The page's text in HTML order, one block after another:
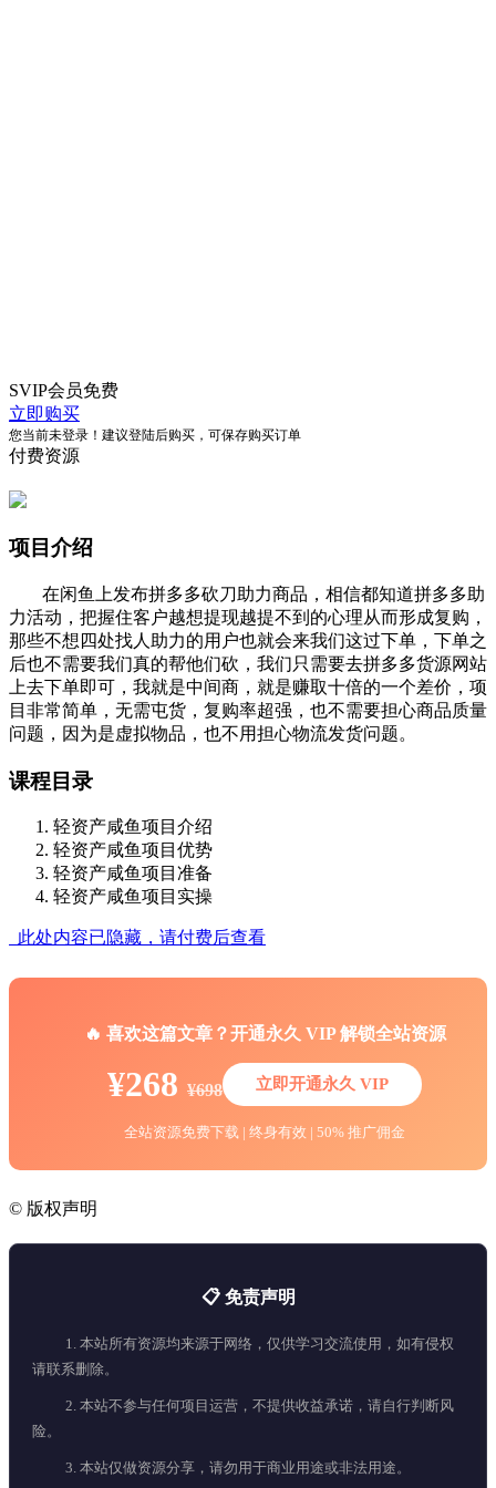
SVIP会员免费
立即购买
您当前未登录！建议登陆后购买，可保存购买订单
付费资源
项目介绍
在闲鱼上发布拼多多砍刀助力商品，相信都知道拼多多助
力活动，把握住客户越想提现越提不到的心理从而形成复购，
那些不想四处找人助力的用户也就会来我们这过下单，下单之
后也不需要我们真的帮他们砍，我们只需要去拼多多货源网站
上去下单即可，我就是中间商，就是赚取十倍的一个差价，项
目非常简单，无需屯货，复购率超强，也不需要担心商品质量
问题，因为是虚拟物品，也不用担心物流发货问题。
课程目录
轻资产咸鱼项目介绍
轻资产咸鱼项目优势
轻资产咸鱼项目准备
轻资产咸鱼项目实操
此处内容已隐藏，请付费后查看
🔥 喜欢这篇文章？开通永久 VIP 解锁全站资源
¥268 ¥698 立即开通永久 VIP
全站资源免费下载 | 终身有效 | 50% 推广佣金
© 版权声明
📋 免责声明
1. 本站所有资源均来源于网络，仅供学习交流使用，如有侵权
请联系删除。
2. 本站不参与任何项目运营，不提供收益承诺，请自行判断风
险。
3. 本站仅做资源分享，请勿用于商业用途或非法用途。